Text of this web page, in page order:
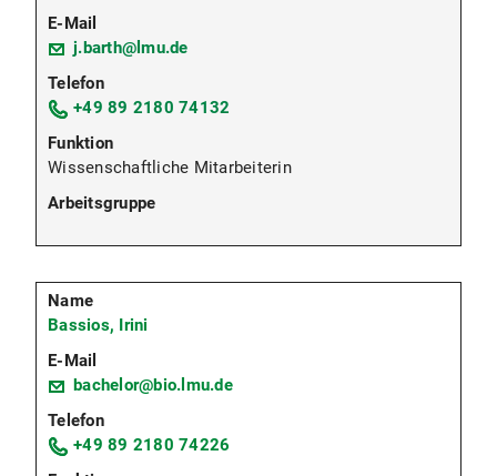
j.barth@lmu.de
+49 89 2180 74132
Wissenschaftliche Mitarbeiterin
Bassios, Irini
bachelor@bio.lmu.de
+49 89 2180 74226